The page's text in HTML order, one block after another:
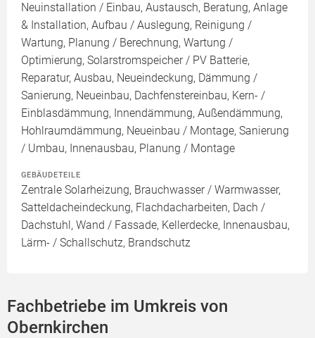
Neuinstallation / Einbau, Austausch, Beratung, Anlage
& Installation, Aufbau / Auslegung, Reinigung /
Wartung, Planung / Berechnung, Wartung /
Optimierung, Solarstromspeicher / PV Batterie,
Reparatur, Ausbau, Neueindeckung, Dämmung /
Sanierung, Neueinbau, Dachfenstereinbau, Kern- /
Einblasdämmung, Innendämmung, Außendämmung,
Hohlraumdämmung, Neueinbau / Montage, Sanierung
/ Umbau, Innenausbau, Planung / Montage
GEBÄUDETEILE
Zentrale Solarheizung, Brauchwasser / Warmwasser,
Satteldacheindeckung, Flachdacharbeiten, Dach /
Dachstuhl, Wand / Fassade, Kellerdecke, Innenausbau,
Lärm- / Schallschutz, Brandschutz
Fachbetriebe im Umkreis von
Obernkirchen